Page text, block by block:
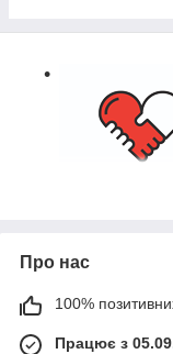
От 3000
Про нас
100%
Працює з